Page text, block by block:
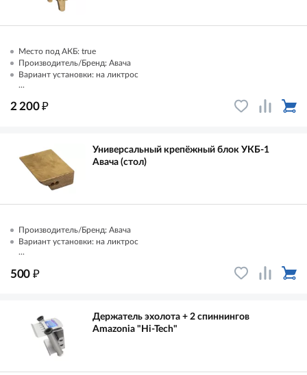
Место под АКБ: true
Производитель/Бренд: Авача
Вариант установки: на ликтрос
...
2 200₽
Универсальный крепёжный блок УКБ-1
Авача (стол)
Производитель/Бренд: Авача
Вариант установки: на ликтрос
...
500 ₽
Держатель эхолота + 2 спиннингов
Amazonia "Hi-Tech"